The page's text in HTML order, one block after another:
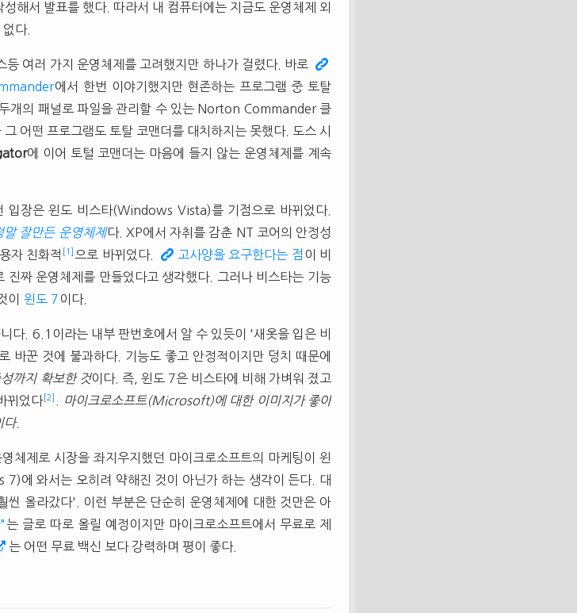
서 발표를 했다. 따라서 내 컴퓨터에는 지금도 운영체제 외
다.
여러 가지 운영체제를 고려했지만 하나가 걸렸다. 바로
에서 한번 이야기했지만 현존하는 프로그램 중 토탈
개의 패널로 파일을 관리할 수 있는 Norton Commander 클
어떤 프로그램도 토탈 코맨더를 대치하지는 못했다. 도스 시
에 이어 토털 코맨더는 마음에 들지 않는 운영체제를 계속
장은 윈도 비스타(Windows Vista)를 기점으로 바뀌었다.
말 잘만든 운영체제다. XP에서 자취를 감춘 NT 코어의 안정성
자 친화적
[1] 으로 바뀌었다. 고사양을 요구한다는 점 이 비
진짜 운영체제를 만들었다고 생각했다. 그러나 비스타는 기능
이 윈도 7 이다.
다. 6.1이라는 내부 판번호에서 알 수 있듯이 '새옷을 입은 비
바꾼 것에 불과하다. 기능도 좋고 안정적이지만 덩치 때문에
까지 확보한 것이다. 즉, 윈도 7은 비스타에 비해 가벼워 졌고
뀌었다 [2]
마이크로소프트(Microsoft)에 대한 이미지가 좋아
다.
체제로 시장을 좌지우지했던 마이크로소프트의 마케팅이 윈
에 와서는 오히려 약해진 것이 아닌가 하는 생각이 든다. 대
씬 올라갔다'. 이런 부분은 단순히 운영체제에 대한 것만은 아
는 글로 따로 올릴 예정이지만 마이크로소프트에서 무료로 제
는 어떤 무료 백신 보다 강력하며 평이 좋다.